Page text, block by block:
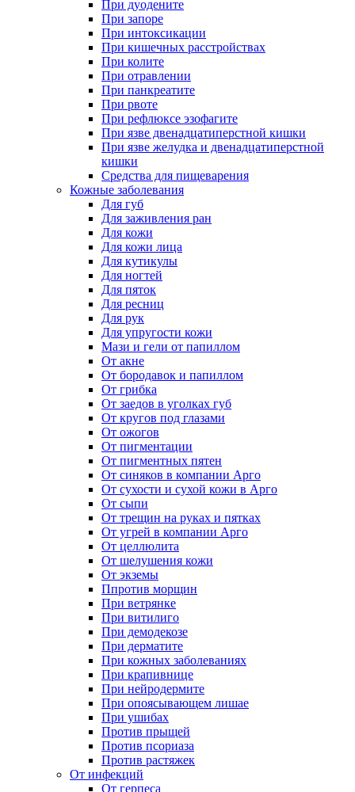
При дуодените
При запоре
При интоксикации
При кишечных расстройствах
При колите
При отравлении
При панкреатите
При рвоте
При рефлюксе эзофагите
При язве двенадцатиперстной кишки
При язве желудка и двенадцатиперстной
кишки
Средства для пищеварения
Кожные заболевания
Для губ
Для заживления ран
Для кожи
Для кожи лица
Для кутикулы
Для ногтей
Для пяток
Для ресниц
Для рук
Для упругости кожи
Мази и гели от папиллом
От акне
От бородавок и папиллом
От грибка
От заедов в уголках губ
От кругов под глазами
От ожогов
От пигментации
От пигментных пятен
От синяков в компании Арго
От сухости и сухой кожи в Арго
От сыпи
От трещин на руках и пятках
От угрей в компании Арго
От целлюлита
От шелушения кожи
От экземы
Ппротив морщин
При ветрянке
При витилиго
При демодекозе
При дерматите
При кожных заболеваниях
При крапивнице
При нейродермите
При опоясывающем лишае
При ушибах
Против прыщей
Против псориаза
Против растяжек
От инфекций
От герпеса